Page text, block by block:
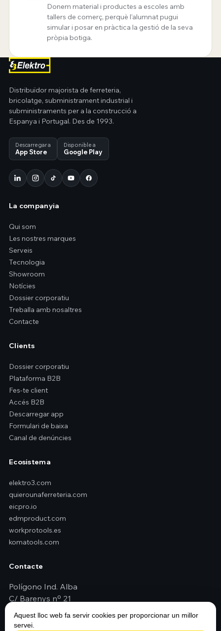
Donem material i productes a escoles amb
tallers de comerç, perquè l'alumnat pugui
simular i posar en pràctica la gestió de la seva
pròpia botiga.
Distribuïdor majorista de ferreteria,
bricolatge, subministrament industrial i
subministraments per a la construcció a
Espanya i Portugal. Des de 1993.
Descarregar a
App Store
Disponible a
Google Play
La companyia
Qui som
Les nostres marques
Serveis
Tecnologia
Showroom
Notícies
Dossier corporatiu
Treballa amb nosaltres
Contacte
Clients
Dossier corporatiu
Plataforma B2B
Fes-te client
Accés B2B
Descarregar app
Formulari de baixa
Canal de denúncies
Ecosistema
elektro3.com
quierounaferreteria.com
eicpro.io
edmproduct.com
workprotools.es
komatools.com
Contacte
Polígono Ind. Alba
C/ Barenys nº 21
43480 Vilaseca (Tarragona - España)
+34 977 79 29 45
Aquest lloc web fa servir cookies per proporcionar un millor
servei.